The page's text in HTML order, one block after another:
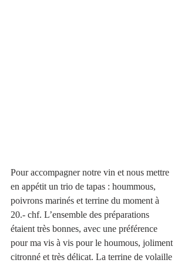
Pour accompagner notre vin et nous mettre
en appétit un trio de tapas : hoummous,
poivrons marinés et terrine du moment à
20.- chf. L’ensemble des préparations
étaient très bonnes, avec une préférence
pour ma vis à vis pour le houmous, joliment
citronné et très délicat. La terrine de volaille